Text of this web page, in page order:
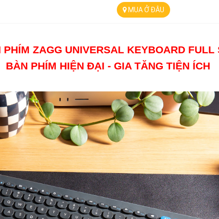
MUA Ở ĐÂU
PHÍM ZAGG UNIVERSAL KEYBOARD FULL
BÀN PHÍM HIỆN ĐẠI - GIA TĂNG TIỆN ÍCH